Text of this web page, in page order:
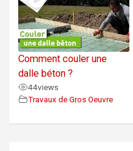
Comment couler une
dalle béton ?
44views
Travaux de Gros Oeuvre